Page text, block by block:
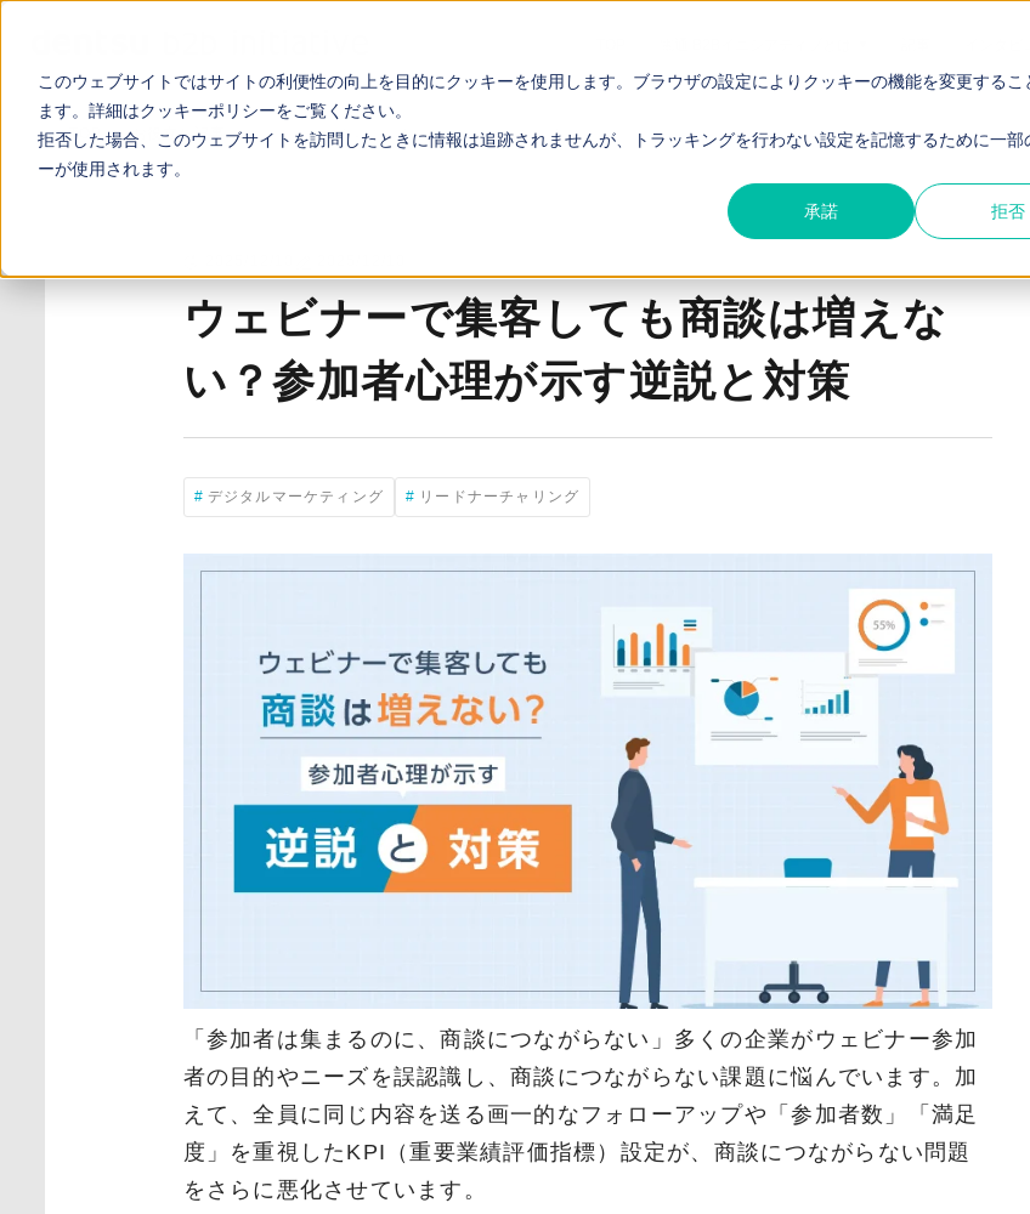
このウェブサイトではサイトの利便性の向上を目的にクッキーを使用します。ブラウザの設定によりクッキーの機能を変更するこ
ます。詳細はクッキーポリシーをご覧ください。
拒否した場合、このウェブサイトを訪問したときに情報は追跡されませんが、トラッキングを行わない設定を記憶するために一部
ーが使用されます。
承諾 拒否
TOP お役立ち記事 ウェビナーで集客しても商談は増えない？参加者心理が示す逆説と対策
ウェビナーで集客しても商談は増えな
い？参加者心理が示す逆説と対策
デジタルマーケティング リードナーチャリング
「参加者は集まるのに、商談につながらない」多くの企業がウェビナー参加
者の目的やニーズを誤認識し、商談につながらない課題に悩んでいます。加
えて、全員に同じ内容を送る画一的なフォローアップや「参加者数」「満足
度」を重視したKPI（重要業績評価指標）設定が、商談につながらない問題
をさらに悪化させています。